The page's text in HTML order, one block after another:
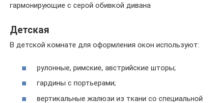
гармонирующие с серой обивкой дивана
Детская
В детской комнате для оформления окон используют:
рулонные, римские, австрийские шторы;
гардины с портьерами;
вертикальные жалюзи из ткани со специальной